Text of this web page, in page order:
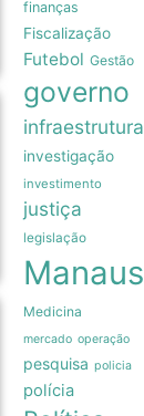
de
de
finanças
Fiscalização
Futebol Gestão
governo
infraestrutura
investigação
investimento
justiça
legislação
Manaus
Medicina
mercado operação
pesquisa policia
polícia